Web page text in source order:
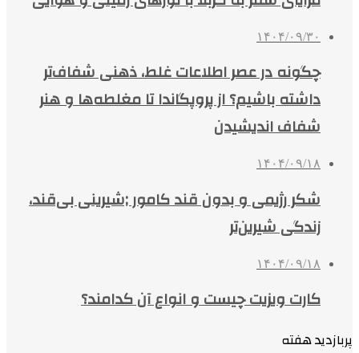
۱۴۰۴/۰۹/۳۰
چگونه در عصر اطلاعات غلط، ذهنی شفاف‌تر
داشته باشیم؟ از پروپگاندا تا مغلطه‌ها و هنر
شفاف اندیشیدن
۱۴۰۴/۰۹/۱۸
شکر رژیمی و بدون قند کامور ;شیرینی بی‌قند،
زندگی شیرین‌تر
۱۴۰۴/۰۹/۱۸
کارت ویزیت چیست و انواع آن کدامند؟
پربازدید هفته